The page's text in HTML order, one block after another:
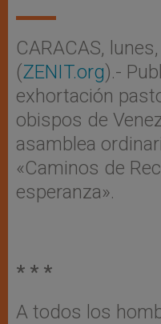
CARACAS,
(ZENIT.org).-
exhortación
obispos de
asamblea
«Caminos de
esperanza».
* * *
A todos los